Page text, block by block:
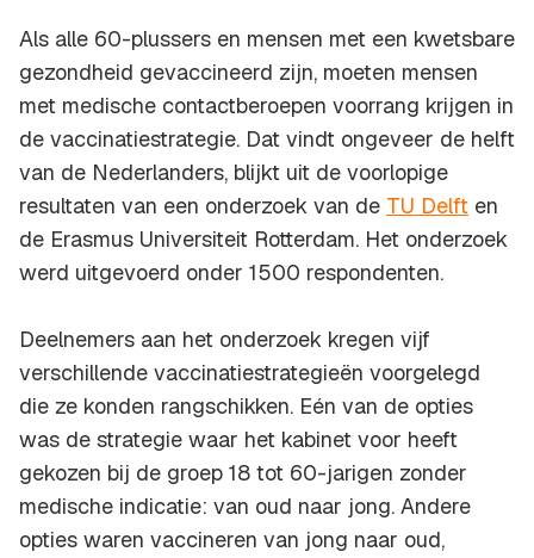
Als alle 60-plussers en mensen met een kwetsbare
gezondheid gevaccineerd zijn, moeten mensen
met medische contactberoepen voorrang krijgen in
de vaccinatiestrategie. Dat vindt ongeveer de helft
van de Nederlanders, blijkt uit de voorlopige
resultaten van een onderzoek van de TU Delft en
de Erasmus Universiteit Rotterdam. Het onderzoek
werd uitgevoerd onder 1500 respondenten.
Deelnemers aan het onderzoek kregen vijf
verschillende vaccinatiestrategieën voorgelegd
die ze konden rangschikken. Eén van de opties
was de strategie waar het kabinet voor heeft
gekozen bij de groep 18 tot 60-jarigen zonder
medische indicatie: van oud naar jong. Andere
opties waren vaccineren van jong naar oud,